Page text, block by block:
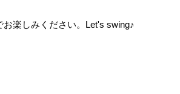
楽しみください。Let's swing♪